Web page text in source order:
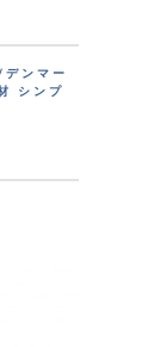
ンマー
シンプ